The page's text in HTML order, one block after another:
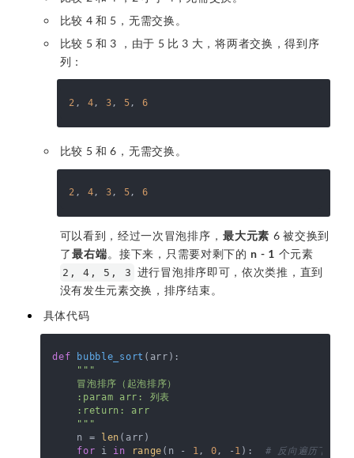
比较 4 和 5，无需交换。
比较 5 和 3 ，由于 5 比 3 大，将两者交换，得到序
列：
2 , 4, 3, 5, 6
比较 5 和 6，无需交换。
2 , 4, 3, 5, 6
可以看到，经过一次冒泡排序， 最大元素 6 被交换到
了最右端。接下来，只需要对剩下的 n - 1 个元素
2, 4, 5, 3 进行冒泡排序即可，依次类推，直到
没有发生元素交换，排序结束。
具体代码
def bubble_sort ( arr ):
"""
    冒泡排序（起泡排序）
    :param arr: 列表
    :return: arr
    """
    n =
len (arr)
for i in range (n - 1, 0, - 1 ): # 反向遍历下标